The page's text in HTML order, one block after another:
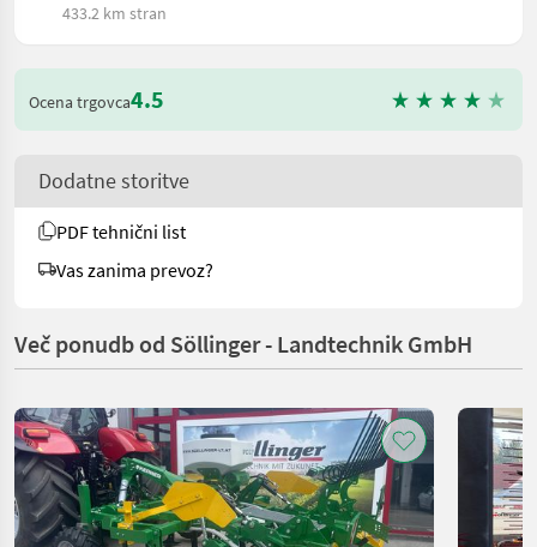
433.2 km stran
Ocena trgovca4.5
Dodatne storitve
PDF tehnični list
Vas zanima prevoz?
Več ponudb od Söllinger - Landtechnik GmbH